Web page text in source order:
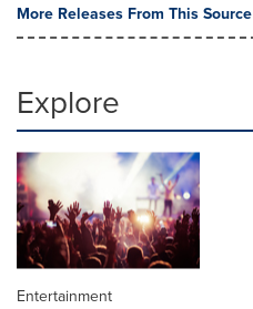
More Releases From This Source
Explore
Entertainment